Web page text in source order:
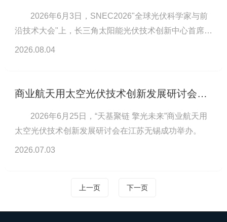
2026年6月3日，SNEC2026"全球光伏科学家与前
沿技术大会"上，长三角太阳能光伏技术创新中心首席科
学家Pierre J. Verlinden博士作特邀报告，直指产业三大
2026.08.04
商业航天用太空光伏技术创新发展研讨会成功举办
2026年6月25日，“天基聚链 擎光未来”商业航天用
太空光伏技术创新发展研讨会在江苏无锡成功举办。
2026.07.03
上一页 下一页